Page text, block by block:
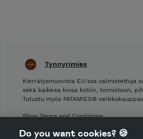
Tynnyrimies
Kierrätysmuovista EU:ssa valmistettuja
sekä kaikkea kivaa kotiin, toimistoon,
Tutustu myös PATAMIES®
Shop Terms and Conditions
Cancellation policy
Do you want cookies? 🍪